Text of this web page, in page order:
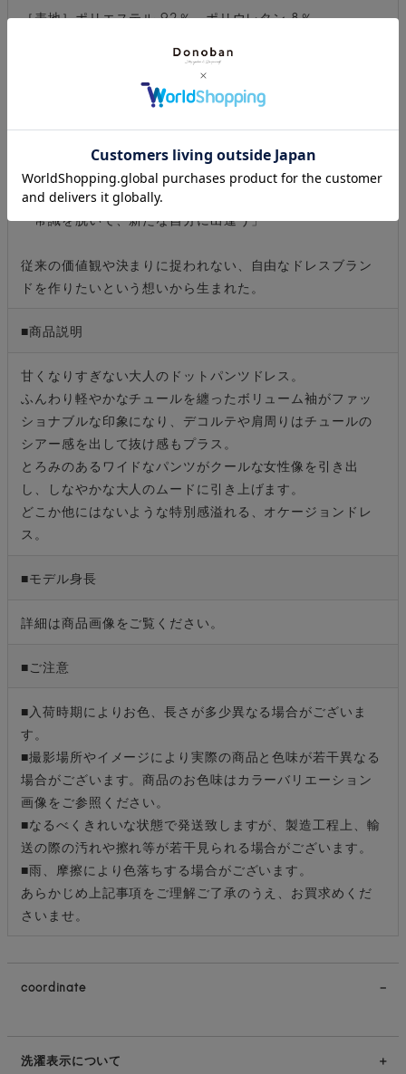
［表地］ポリエステル 92％、ポリウレタン 8％
［別地無地］ナイロン 100％
［裏地］ポリエステル 100％
■ブランド説明
セレクトブランドのANDRESD アンドレスド
New Basic,New Me
「常識を脱いで、新たな自分に出逢う」
従来の価値観や決まりに捉われない、自由なドレスブラン
ドを作りたいという想いから生まれた。
■商品説明
甘くなりすぎない大人のドットパンツドレス。
ふんわり軽やかなチュールを纏ったボリューム袖がファッ
ショナブルな印象になり、デコルテや肩周りはチュールの
シアー感を出して抜け感もプラス。
とろみのあるワイドなパンツがクールな女性像を引き出
し、しなやかな大人のムードに引き上げます。
どこか他にはないような特別感溢れる、オケージョンドレ
ス。
■モデル身長
詳細は商品画像をご覧ください。
■ご注意
■入荷時期によりお色、長さが多少異なる場合がございま
す。
■撮影場所やイメージにより実際の商品と色味が若干異なる
場合がございます。商品のお色味はカラーバリエーション
画像をご参照ください。
■なるべくきれいな状態で発送致しますが、製造工程上、輸
送の際の汚れや擦れ等が若干見られる場合がございます。
■雨、摩擦により色落ちする場合がございます。
あらかじめ上記事項をご理解ご了承のうえ、お買求めくだ
さいませ。
coordinate
洗濯表示について